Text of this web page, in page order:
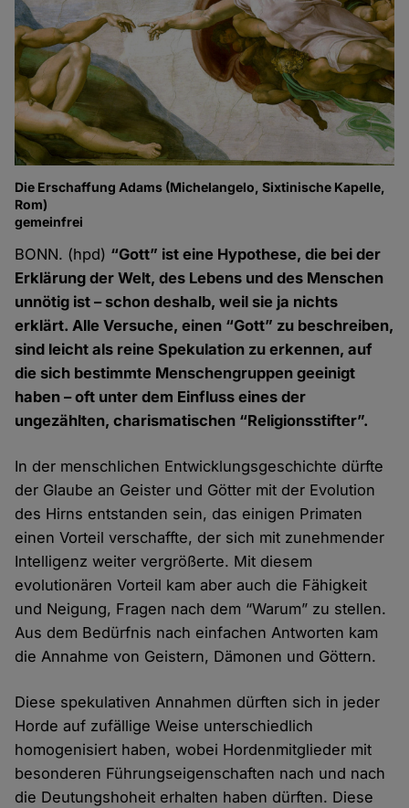
Die Erschaffung Adams (Michelangelo, Sixtinische Kapelle,
Rom)
gemeinfrei
BONN. (hpd) “Gott” ist eine Hypothese, die bei der
Erklärung der Welt, des Lebens und des Menschen
unnötig ist – schon deshalb, weil sie ja nichts
erklärt. Alle Versuche, einen “Gott” zu beschreiben,
sind leicht als reine Spekulation zu erkennen, auf
die sich bestimmte Menschengruppen geeinigt
haben – oft unter dem Einfluss eines der
ungezählten, charismatischen “Religionsstifter”.
In der menschlichen Entwicklungsgeschichte dürfte
der Glaube an Geister und Götter mit der Evolution
des Hirns entstanden sein, das einigen Primaten
einen Vorteil verschaffte, der sich mit zunehmender
Intelligenz weiter vergrößerte. Mit diesem
evolutionären Vorteil kam aber auch die Fähigkeit
und Neigung, Fragen nach dem “Warum” zu stellen.
Aus dem Bedürfnis nach einfachen Antworten kam
die Annahme von Geistern, Dämonen und Göttern.
Diese spekulativen Annahmen dürften sich in jeder
Horde auf zufällige Weise unterschiedlich
homogenisiert haben, wobei Hordenmitglieder mit
besonderen Führungseigenschaften nach und nach
die Deutungshoheit erhalten haben dürften. Diese